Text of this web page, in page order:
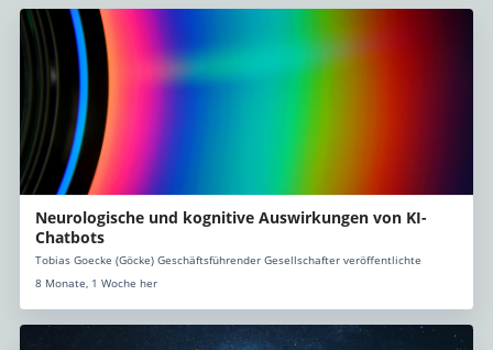
Neurologische und kognitive Auswirkungen von KI-
Chatbots
Tobias Goecke (Göcke) Geschäftsführender Gesellschafter veröffentlichte
8 Monate, 1 Woche her